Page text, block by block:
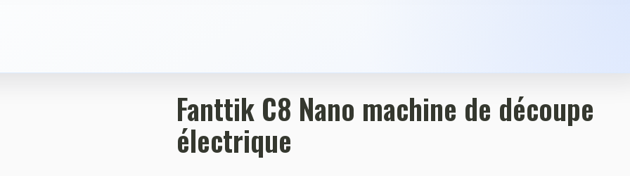
Fanttik C8 Nano machine de découpe
électrique